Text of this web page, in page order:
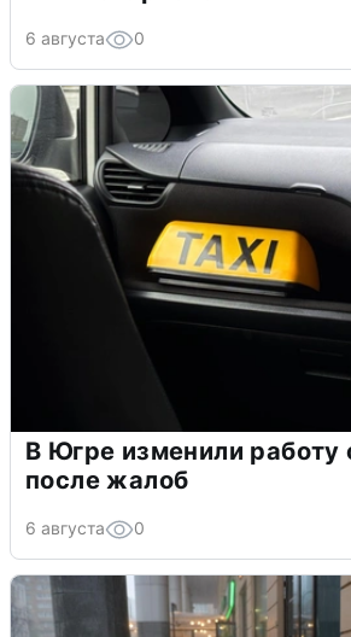
6 августа 0
В Югре изменили работу
после жалоб
6 августа 0